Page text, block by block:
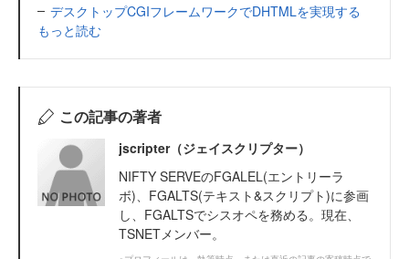
デスクトップCGIフレームワークでDHTMLを実現する
もっと読む
この記事の著者
jscripter（ジェイスクリプター）
NIFTY SERVEのFGALEL(エントリーラ
ボ)、FGALTS(テキスト&スクリプト)に参画
し、FGALTSでシスオペを務める。現在、
TSNETメンバー。